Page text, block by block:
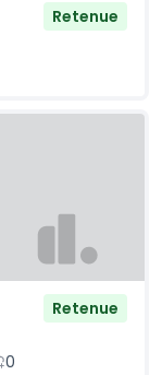
Retenue
Retenue
0